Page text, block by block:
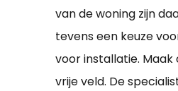
van de woning zijn
tevens een keuze
voor installatie.
vrije veld. De